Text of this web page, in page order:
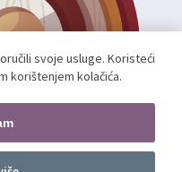
svoje usluge. Koristeći
korištenjem kolačića.